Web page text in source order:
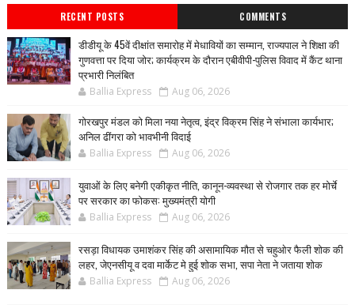
RECENT POSTS COMMENTS
डीडीयू के 45वें दीक्षांत समारोह में मेधावियों का सम्मान, राज्यपाल ने शिक्षा की
गुणवत्ता पर दिया जोर; कार्यक्रम के दौरान एबीवीपी-पुलिस विवाद में कैंट थाना
प्रभारी निलंबित
Ballia Express Aug 06, 2026
गोरखपुर मंडल को मिला नया नेतृत्व, इंद्र विक्रम सिंह ने संभाला कार्यभार;
अनिल ढींगरा को भावभीनी विदाई
Ballia Express Aug 06, 2026
युवाओं के लिए बनेगी एकीकृत नीति, कानून-व्यवस्था से रोजगार तक हर मोर्चे
पर सरकार का फोकस: मुख्यमंत्री योगी
Ballia Express Aug 06, 2026
रसड़ा विधायक उमाशंकर सिंह की असामायिक मौत से चहुओर फैली शोक की
लहर, जेएनसीयू व दवा मार्केट मे हुई शोक सभा, सपा नेता ने जताया शोक
Ballia Express Aug 06, 2026